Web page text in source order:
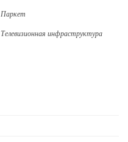
Паркет
Телевизионная инфраструктура